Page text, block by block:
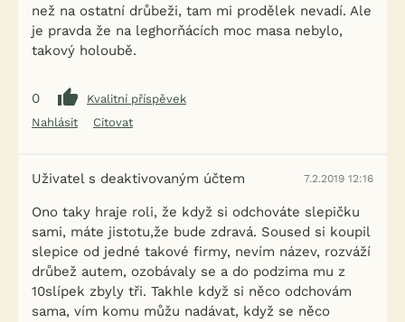
než na ostatní drůbeži, tam mi prodělek nevadí. Ale
je pravda že na leghorňácích moc masa nebylo,
takový holoubě.
0
Kvalitní příspěvek
Nahlásit
Citovat
Uživatel s deaktivovaným účtem 7.2.2019 12:16
Ono taky hraje roli, že když si odchováte slepičku
sami, máte jistotu,že bude zdravá. Soused si koupil
slepice od jedné takové firmy, nevím název, rozváží
drůbež autem, ozobávaly se a do podzima mu z
10slípek zbyly tři. Takhle když si něco odchovám
sama, vím komu můžu nadávat, když se něco